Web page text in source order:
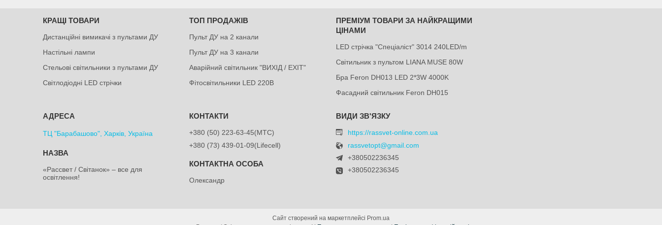
КРАЩІ ТОВАРИ
Дистанційні вимикачі з пультами ДУ
Настільні лампи
Стельові світильники з пультами ДУ
Світлодіодні LED стрічки
ТОП ПРОДАЖІВ
Пульт ДУ на 2 канали
Пульт ДУ на 3 канали
Аварійний світильник "ВИХІД / EXIT"
Фітосвітильники LED 220В
ПРЕМІУМ ТОВАРИ ЗА НАЙКРАЩИМИ
ЦІНАМИ
LED стрічка "Спеціаліст" 3014 240LED/m
Світильник з пультом LIANA MUSE 80W
Бра Feron DH013 LED 2*3W 4000K
Фасадний світильник Feron DH015
ТЦ "Барабашово", Харків, Україна
«Рассвет / Світанок» – все для
освітлення!
+380 (50) 223-63-45 МТС
+380 (73) 439-01-09 Lifecell
Олександр
https://rassvet-online.com.ua
rassvetopt@gmail.com
+380502236345
+380502236345
Сайт створений на маркетплейсі Prom.ua